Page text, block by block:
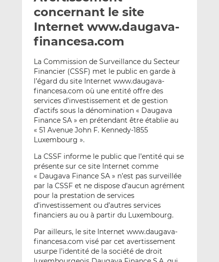
e
p
a
e
m
a
i
l
g
e
r
s
r
L
i
n
k
e
d
n
g
e
r
s
r
F
a
c
e
b
o
k
concernant le site
Internet www.daugava-
financesa.com
La Commission de Surveillance du Secteur
Financier (CSSF) met le public en garde à
l’égard du site Internet www.daugava-
financesa.com où une entité offre des
services d’investissement et de gestion
d’actifs sous la dénomination « Daugava
Finance SA » en prétendant être établie au
« 51 Avenue John F. Kennedy-1855
Luxembourg ».
La CSSF informe le public que l’entité qui se
présente sur ce site Internet comme
« Daugava Finance SA » n’est pas surveillée
par la CSSF et ne dispose d’aucun agrément
pour la prestation de services
d’investissement ou d’autres services
financiers au ou à partir du Luxembourg.
Par ailleurs, le site Internet www.daugava-
financesa.com visé par cet avertissement
usurpe l’identité de la société de droit